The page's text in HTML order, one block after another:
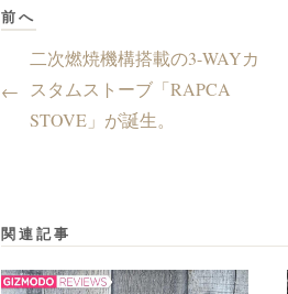
前へ
←
二次燃焼機構搭載の3-WAYカ
スタムストーブ「RAPCA
STOVE」が誕生。
関連記事